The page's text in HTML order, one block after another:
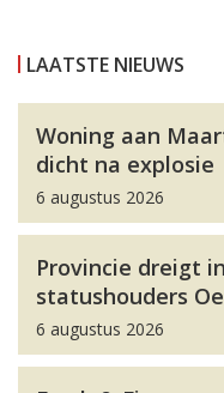
LAATSTE NIEUWS
Woning aan
dicht na explosie
6 augustus 2026
Provincie dreigt
statushouders
6 augustus 2026